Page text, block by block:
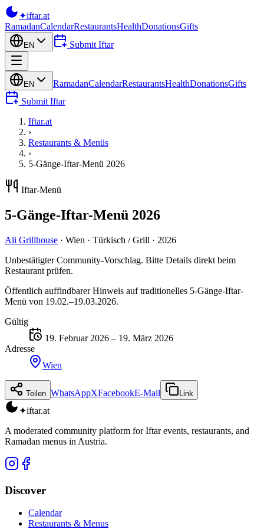
✦iftar.at
RamadanCalendarRestaurantsHealthDonationsGifts
EN Submit Iftar
EN RamadanCalendarRestaurantsHealthDonationsGifts
Submit Iftar
Iftar.at
›
Restaurants & Menüs
›
5-Gänge-Iftar-Menü 2026
Iftar-Menü
5-Gänge-Iftar-Menü 2026
Ali Grillhouse · Wien · Türkisch / Grill · 2026
Unbestätigter Community-Vorschlag. Bitte Details direkt beim
Restaurant prüfen.
Öffentlich auffindbarer Hinweis auf traditionelles 5-Gänge-Iftar-
Menü von 19.02.–19.03.2026.
Gültig
19. Februar 2026 – 19. März 2026
Adresse
Wien
Teilen WhatsAppXFacebookE-Mail Link
✦iftar.at
A moderated community platform for Iftar events, restaurants, and
Ramadan menus in Austria.
Discover
Calendar
Restaurants & Menus